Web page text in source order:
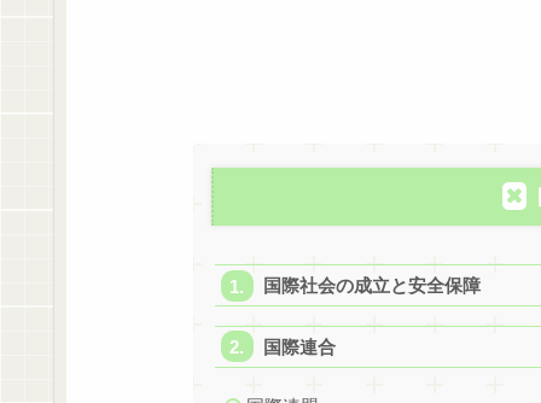
国際社会の成立と安全保障
国際連合